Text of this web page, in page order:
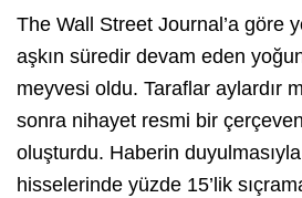
The Wall Street Journal’a göre
aşkın süredir devam eden
meyvesi oldu. Taraflar aylardır
sonra nihayet resmi bir
oluşturdu. Haberin
hisselerinde yüzde 15’lik